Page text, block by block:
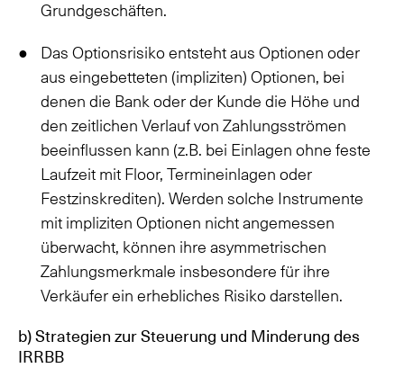
Grundgeschäften.
Das Optionsrisiko entsteht aus Optionen oder
aus eingebetteten (impliziten) Optionen, bei
denen die Bank oder der Kunde die Höhe und
den zeitlichen Verlauf von Zahlungsströmen
beeinflussen kann (z.B. bei Einlagen ohne feste
Laufzeit mit Floor, Termineinlagen oder
Festzinskrediten). Werden solche Instrumente
mit impliziten Optionen nicht angemessen
überwacht, können ihre asymmetrischen
Zahlungsmerkmale insbesondere für ihre
Verkäufer ein erhebliches Risiko darstellen.
b) Strategien zur Steuerung und Minderung des
IRRBB